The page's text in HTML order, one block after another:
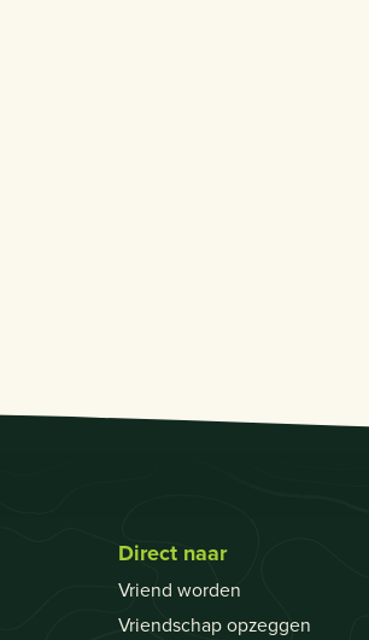
Direct naar
Vriend worden
Vriendschap opzeggen